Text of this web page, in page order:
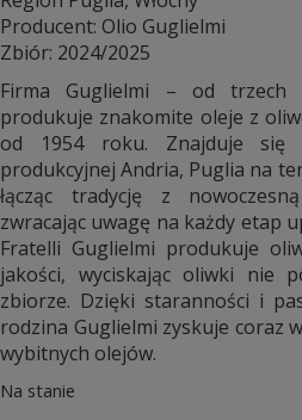
Producent: Olio Guglielmi
Zbiór: 2024/2025
Firma Guglielmi – od trzech
produkuje znakomite oleje z
od 1954 roku. Znajduje się
produkcyjnej Andria, Puglia na
łącząc tradycję z
zwracając uwagę na każdy etap
Fratelli Guglielmi produkuje
jakości, wyciskając oliwki nie
zbiorze. Dzięki staranności i
rodzina Guglielmi zyskuje coraz
wybitnych olejów.
Na stanie